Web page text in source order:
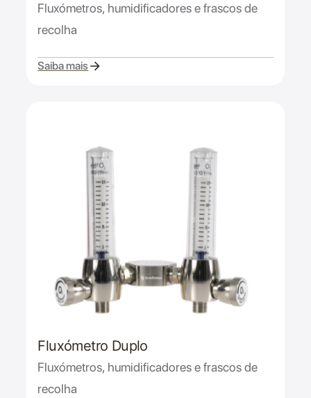
Fluxómetros, humidificadores e frascos de
recolha
Saiba mais
Fluxómetro Duplo
Fluxómetros, humidificadores e frascos de
recolha